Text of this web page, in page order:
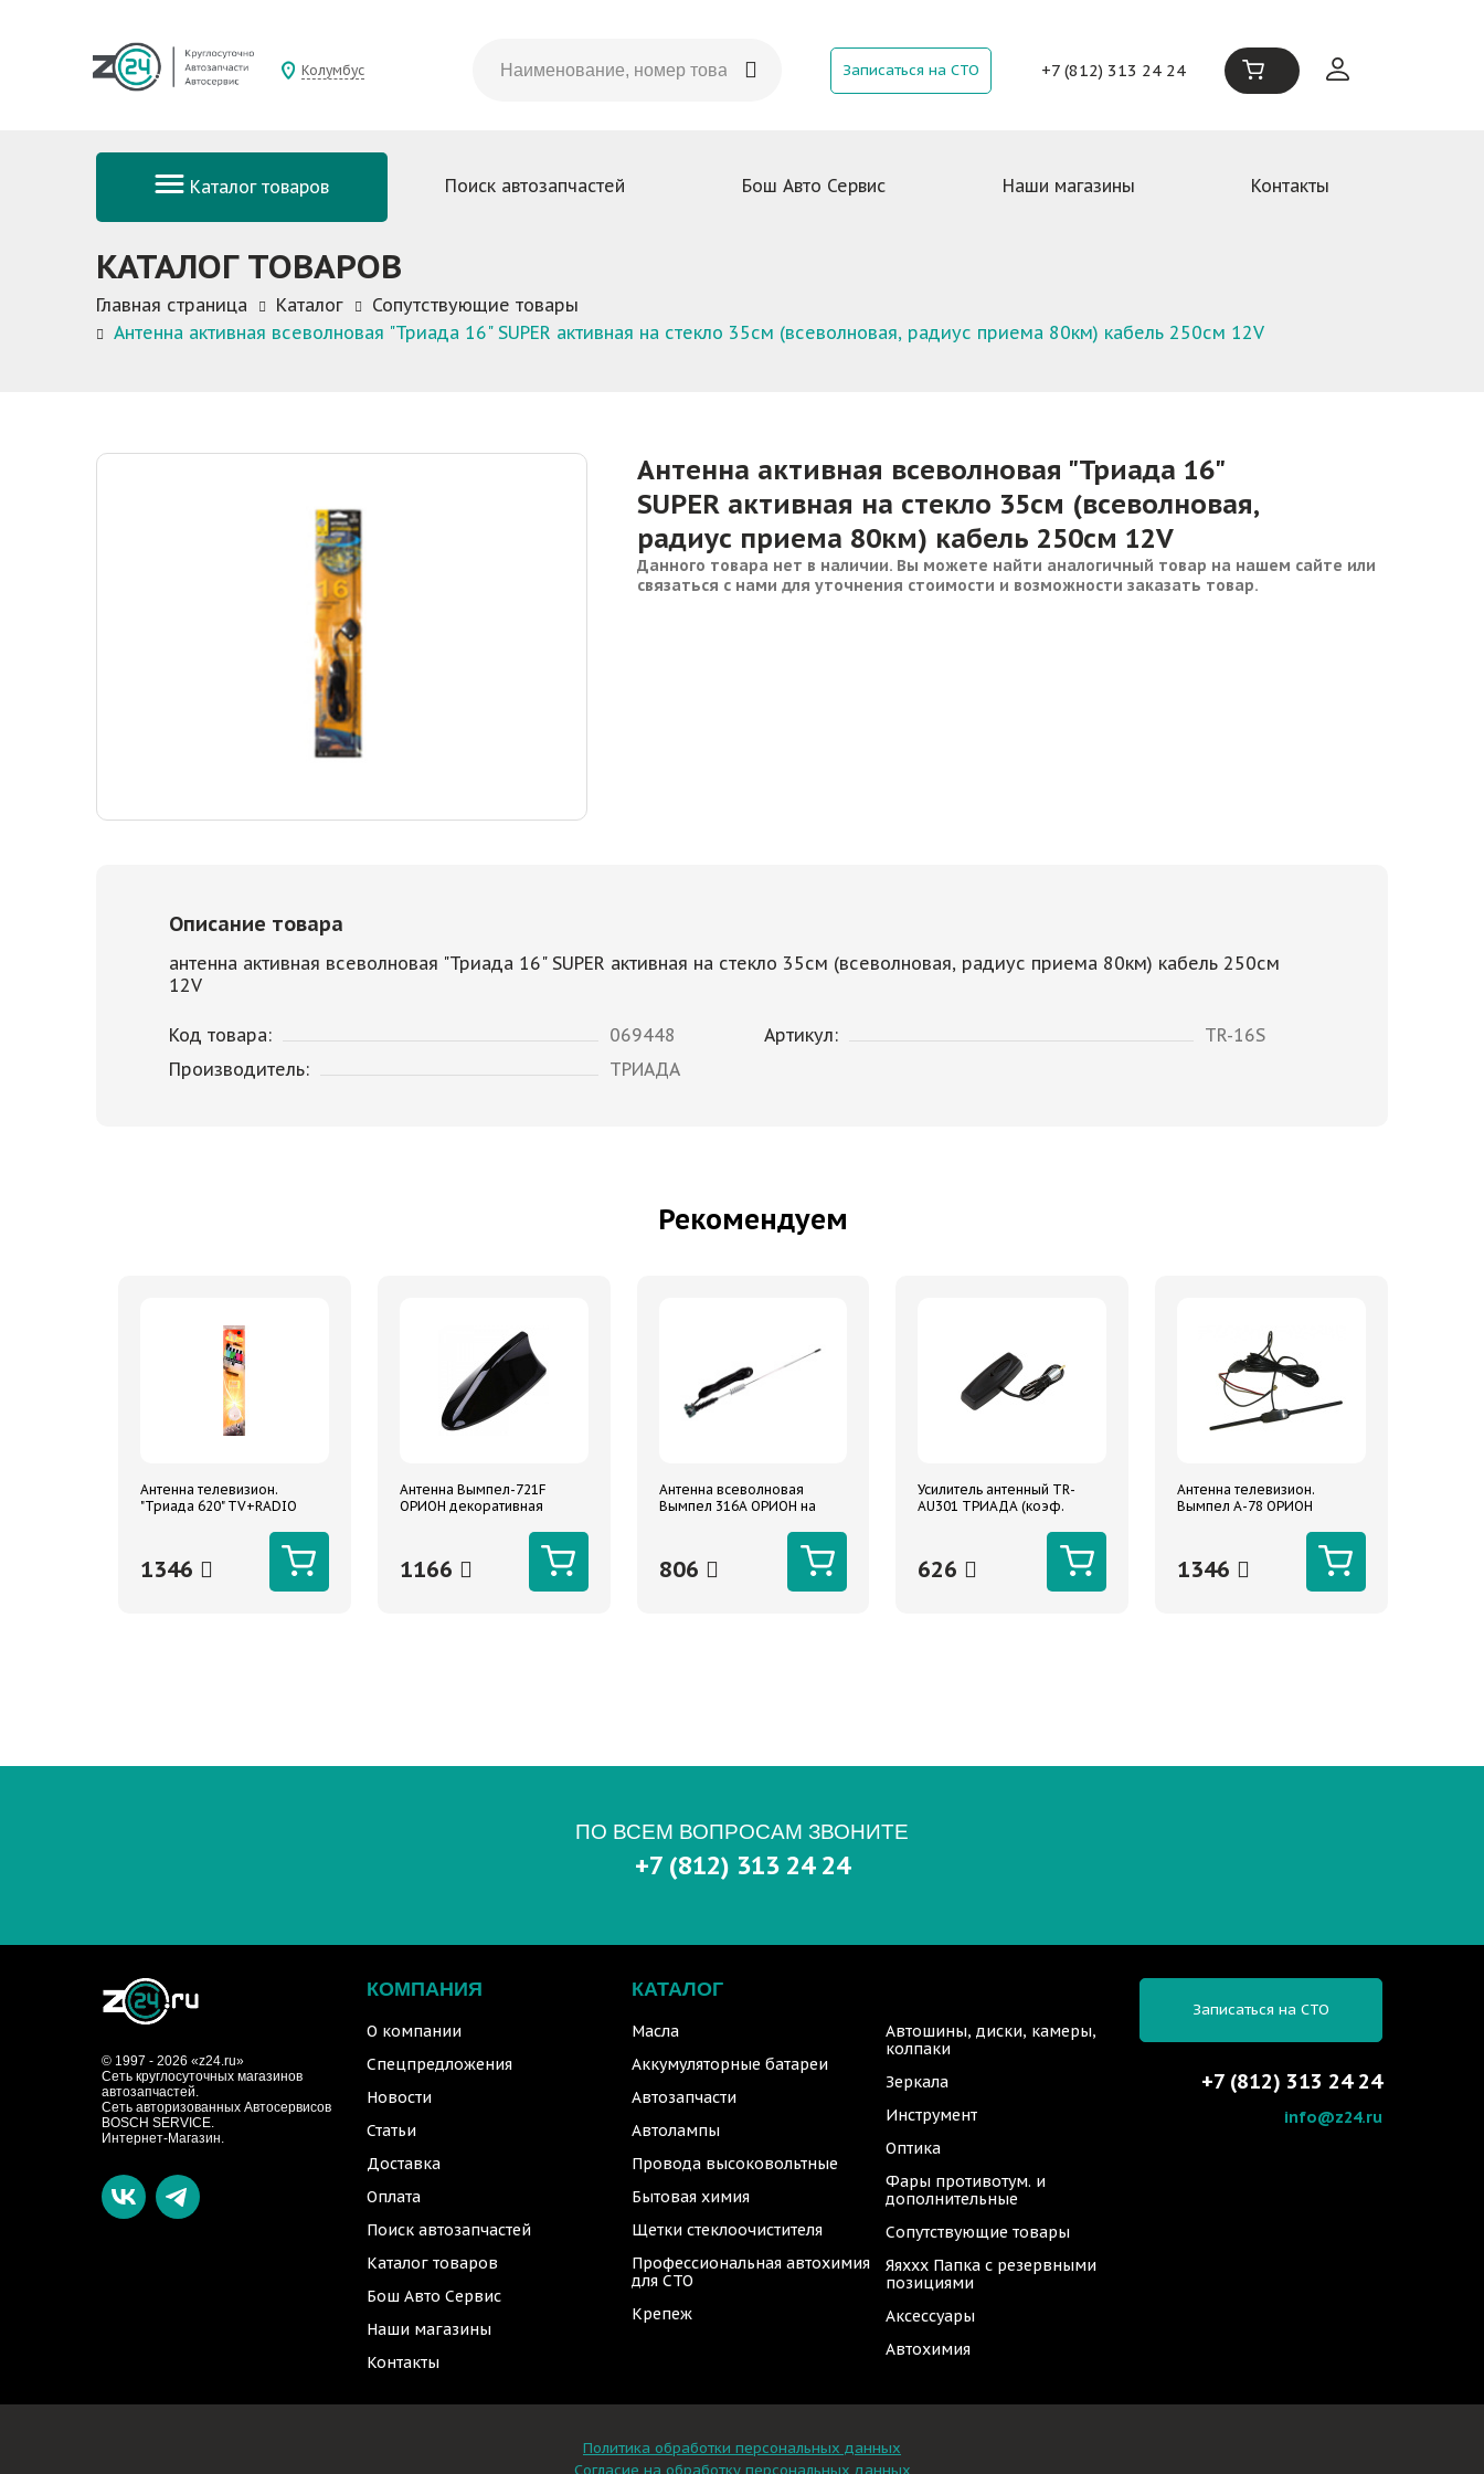
Колумбус Записаться на СТО +7 (812) 313 24 24
Каталог товаров Поиск автозапчастей Бош Авто Сервис Наши магазины Контакты
КАТАЛОГ ТОВАРОВ
Главная страница Каталог
Сопутствующие товары
Антенна активная всеволновая "Триада 16" SUPER активная на стекло 35см (всеволновая, радиус приема 80км) кабель 250см 12V
Антенна активная всеволновая "Триада 16"
SUPER активная на стекло 35см (всеволновая,
радиус приема 80км) кабель 250см 12V
Данного товара нет в наличии. Вы можете найти аналогичный товар на нашем сайте или
связаться с нами для уточнения стоимости и возможности заказать товар.
Описание товара
антенна активная всеволновая "Триада 16" SUPER активная на стекло 35см (всеволновая, радиус приема 80км) кабель 250см
12V
Код товара:
069448
Производитель:
ТРИАДА
Артикул: TR-16S
Рекомендуем
Антенна телевизион.
"Триада 620" TV+RADIO
1346
Антенна Вымпел-721F
ОРИОН декоративная
1166
Антенна всеволновая
Вымпел 316A ОРИОН на
806
Усилитель антенный TR-
AU301 ТРИАДА (коэф.
626
Антенна телевизион.
Вымпел А-78 ОРИОН
(МВ/ДМВ) кабель 500см 12V
1346
ПО ВСЕМ ВОПРОСАМ ЗВОНИТЕ
+7 (812) 313 24 24
© 1997 - 2026 «z24.ru»
Cеть круглосуточных магазинов
автозапчастей.
Сеть авторизованных Автосервисов
BOSCH SERVICE.
Интернет-Магазин.
КОМПАНИЯ
О компании
Спецпредложения
Новости
Статьи
Доставка
Оплата
Поиск автозапчастей
Каталог товаров
Бош Авто Сервис
Наши магазины
Контакты
КАТАЛОГ
Масла
Аккумуляторные батареи
Автозапчасти
Автолампы
Провода высоковольтные
Бытовая химия
Щетки стеклоочистителя
Профессиональная автохимия
для СТО
Крепеж
Автошины, диски, камеры,
колпаки
Зеркала
Инструмент
Оптика
Фары противотум. и
дополнительные
Сопутствующие товары
Яяххх Папка с резервными
позициями
Аксессуары
Автохимия
Записаться на СТО
+7 (812) 313 24 24
info@z24.ru
Политика обработки персональных данных